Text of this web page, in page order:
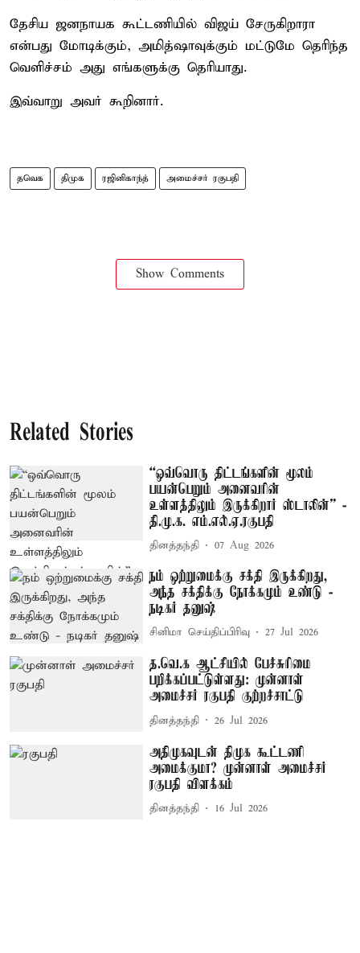
தேசிய ஜனநாயக கூட்டணியில் விஜய் சேருகிறாரா
என்பது மோடிக்கும், அமித்ஷாவுக்கும் மட்டுமே தெரிந்த
வெளிச்சம் அது எங்களுக்கு தெரியாது.
இவ்வாறு அவர் கூறினார்.
தவெக திமுக ரஜினிகாந்த் அமைச்சர் ரகுபதி
Show Comments
Related Stories
“ஒவ்வொரு திட்டங்களின் மூலம்
பயன்பெறும் அனைவரின்
உள்ளத்திலும் இருக்கிறார் ஸ்டாலின்” -
தி.மு.க. எம்.எல்.ஏ.ரகுபதி
தினத்தந்தி 07 Aug 2026
நம் ஒற்றுமைக்கு சக்தி இருக்கிறது,
அந்த சக்திக்கு நோக்கமும் உண்டு -
நடிகர் தனுஷ்
சினிமா செய்திப்பிரிவு 27 Jul 2026
த.வெ.க ஆட்சியில் பேச்சுரிமை
பறிக்கப்பட்டுள்ளது: முன்னாள்
அமைச்சர் ரகுபதி குற்றச்சாட்டு
தினத்தந்தி 26 Jul 2026
அதிமுகவுடன் திமுக கூட்டணி
அமைக்குமா? முன்னாள் அமைச்சர்
ரகுபதி விளக்கம்
தினத்தந்தி 16 Jul 2026